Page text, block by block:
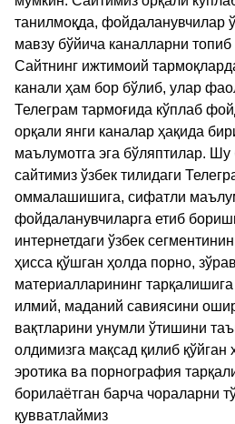
танилмоқда, фойдаланувчилар
мавзу бўйича каналларни
Сайтнинг ижтимоий
канали ҳам бор бўлиб, улар
Телеграм тармоғида кўплаб
орқали янги каналар ҳақида
маълумотга эга бўляптилар. Шу
сайтимиз ўзбек тилидаги
оммалашишига, сифатли
фойдаланувчиларга етиб
интернетдаги ўзбек
ҳисса қўшган ҳолда порно,
материалларининг
илмий, маданий савиясини
вақтларини унумли ўтишини
олдимизга мақсад қилиб
эротика ва порнография
борилаётган барча чораларни
қувватлаймиз